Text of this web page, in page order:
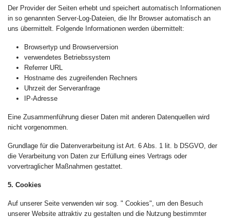
Der Provider der Seiten erhebt und speichert automatisch Informationen
in so genannten Server-Log-Dateien, die Ihr Browser automatisch an
uns übermittelt. Folgende Informationen werden übermittelt:
Browsertyp und Browserversion
verwendetes Betriebssystem
Referrer URL
Hostname des zugreifenden Rechners
Uhrzeit der Serveranfrage
IP-Adresse
Eine Zusammenführung dieser Daten mit anderen Datenquellen wird
nicht vorgenommen.
Grundlage für die Datenverarbeitung ist Art. 6 Abs. 1 lit. b DSGVO, der
die Verarbeitung von Daten zur Erfüllung eines Vertrags oder
vorvertraglicher Maßnahmen gestattet.
5. Cookies
Auf unserer Seite verwenden wir sog. " Cookies", um den Besuch
unserer Website attraktiv zu gestalten und die Nutzung bestimmter